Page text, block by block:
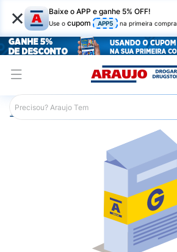
× Baixe o APP e ganhe 5% OFF!
Use o cupom APP5 na primeira compra
Araujo Medicamentos